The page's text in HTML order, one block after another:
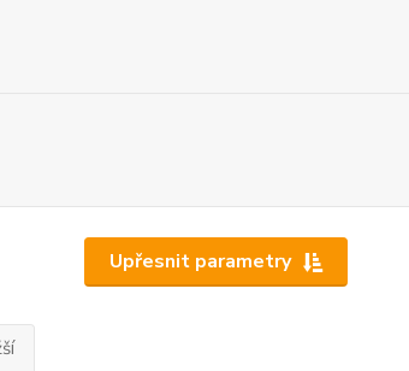
Upřesnit parametry